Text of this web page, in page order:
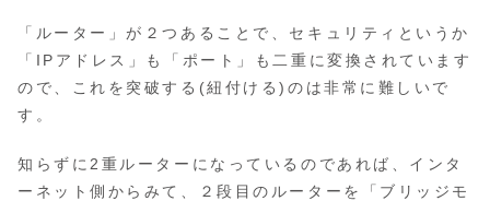
「ルーター」が２つあることで、セキュリティというか
「IPアドレス」も「ポート」も二重に変換されています
ので、これを突破する(紐付ける)のは非常に難しいで
す。
知らずに2重ルーターになっているのであれば、インタ
ーネット側からみて、２段目のルーターを「ブリッジモ